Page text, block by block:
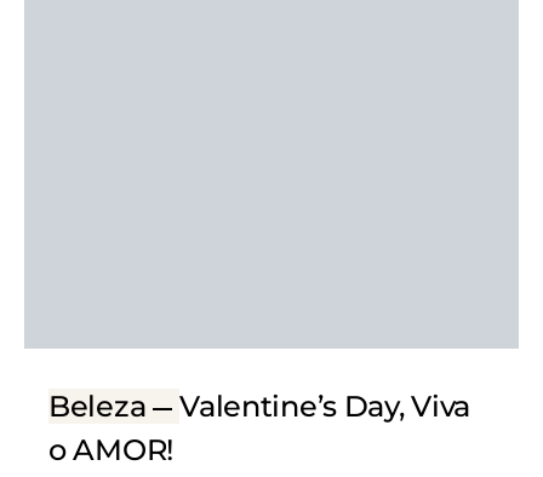
Beleza
Valentine’s Day, Viva
o AMOR!